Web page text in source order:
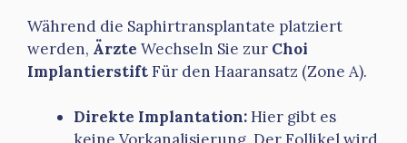
Während die Saphirtransplantate platziert
werden, Ärzte Wechseln Sie zur Choi
ImplantierstiftFür den Haaransatz (Zone A).
Direkte Implantation:Hier gibt es